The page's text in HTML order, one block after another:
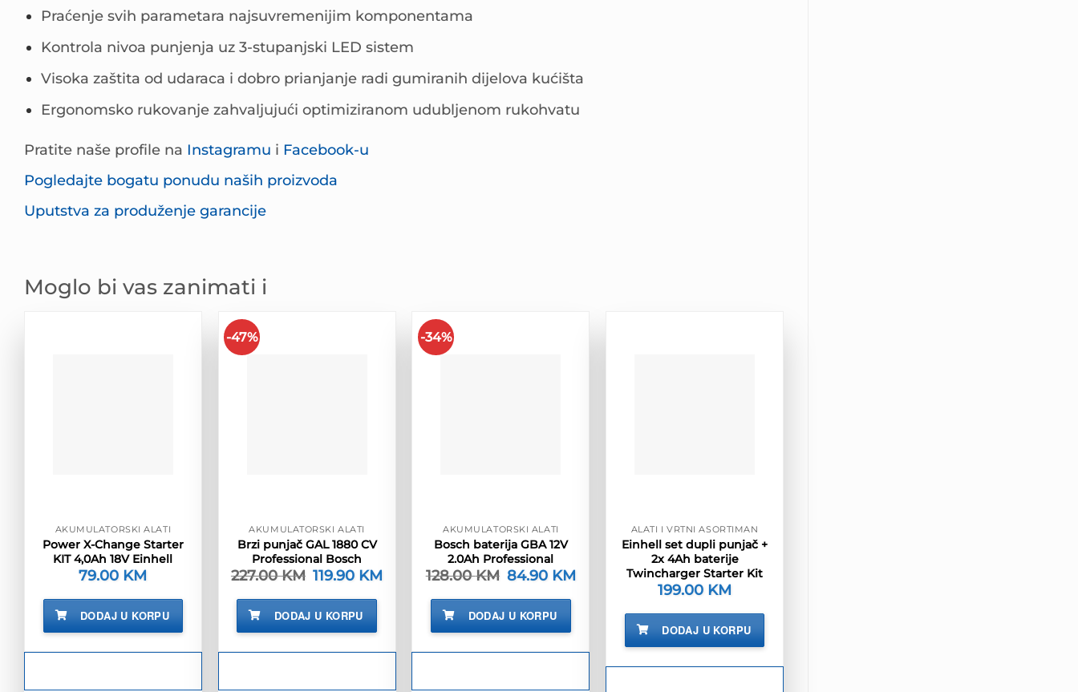
Praćenje svih parametara najsuvremenijim komponentama
Kontrola nivoa punjenja uz 3-stupanjski LED sistem
Visoka zaštita od udaraca i dobro prianjanje radi gumiranih dijelova kućišta
Ergonomsko rukovanje zahvaljujući optimiziranom udubljenom rukohvatu
Pratite naše profile na Instagramu i Facebook-u
Pogledajte bogatu ponudu naših proizvoda
Uputstva za produženje garancije
Moglo bi vas zanimati i
AKUMULATORSKI ALATI
Power X-Change Starter
KIT 4,0Ah 18V Einhell
79.00 KM
DODAJ U KORPU
-47%
AKUMULATORSKI ALATI
Brzi punjač GAL 1880 CV
Professional Bosch
227.00KM Izvorna
cijena
bila
227.00 KM.
119.90 KM Trenutna
DODAJ U KORPU
-34%
AKUMULATORSKI ALATI
Bosch baterija GBA 12V
2.0Ah Professional
128.00KM Izvorna
cijena
bila
128.00 KM.
84.90 KM Trenutna
DODAJ U KORPU
ALATI I VRTNI ASORTIMAN
Einhell set dupli punjač +
2x 4Ah baterije
Twincharger Starter Kit
199.00 KM
DODAJ U KORPU